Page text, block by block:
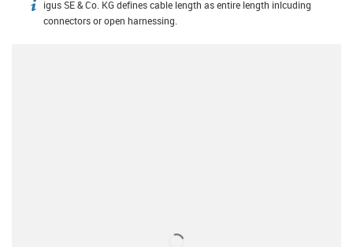
igus-icon-info
igus SE & Co. KG defines cable length as entire length inlcuding
connectors or open harnessing.